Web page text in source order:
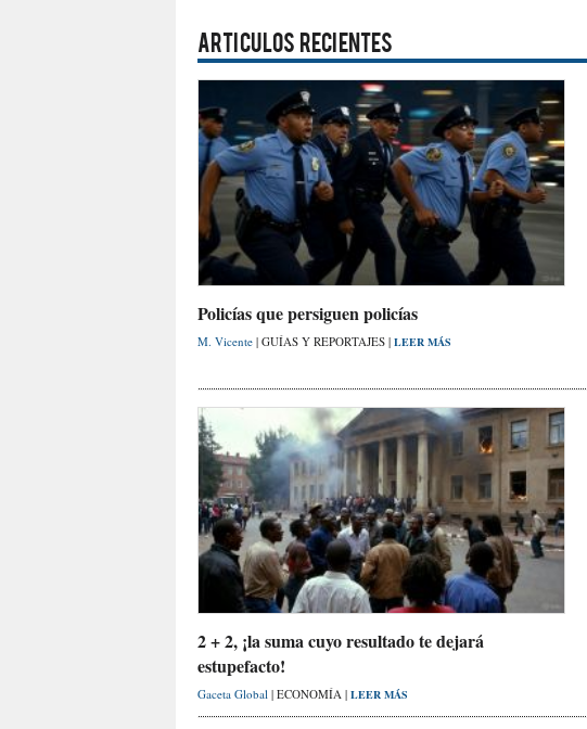
ARTICULOS RECIENTES
Policías que persiguen policías
M. Vicente | GUÍAS Y REPORTAJES | LEER MÁS
2 + 2, ¡la suma cuyo resultado te dejará
estupefacto!
Gaceta Global | ECONOMÍA | LEER MÁS